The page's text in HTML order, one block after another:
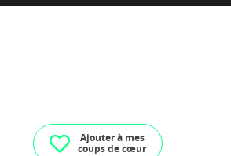
Ajouter à mes
coups de cœur